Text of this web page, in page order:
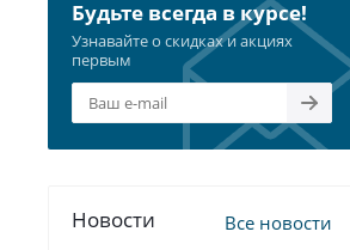
Будьте всегда в курсе!
Узнавайте о скидках и акциях
первым
Новости Все новости